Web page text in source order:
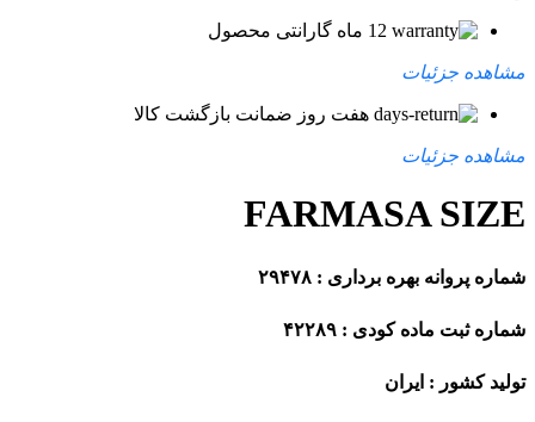
12 ماه گارانتی محصول
مشاهده جزئیات
هفت روز ضمانت بازگشت کالا
مشاهده جزئیات
FARMASA SIZE
شماره پروانه بهره برداری : ۲۹۴۷۸
شماره ثبت ماده کودی : ۴۲۲۸۹
تولید کشور : ایران